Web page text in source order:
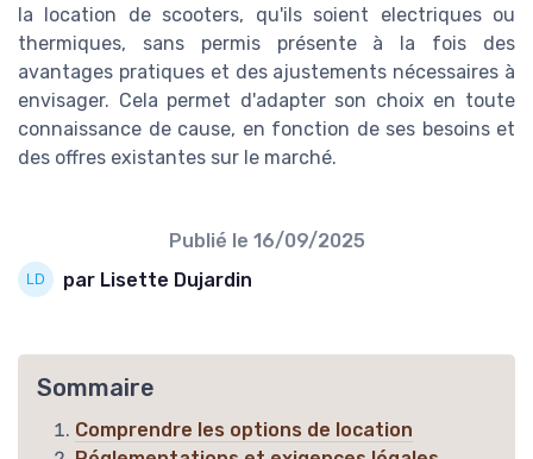
la location de scooters, qu'ils soient electriques ou
thermiques, sans permis présente à la fois des
avantages pratiques et des ajustements nécessaires à
envisager. Cela permet d'adapter son choix en toute
connaissance de cause, en fonction de ses besoins et
des offres existantes sur le marché.
Publié le 16/09/2025
par Lisette Dujardin
Sommaire
Comprendre les options de location